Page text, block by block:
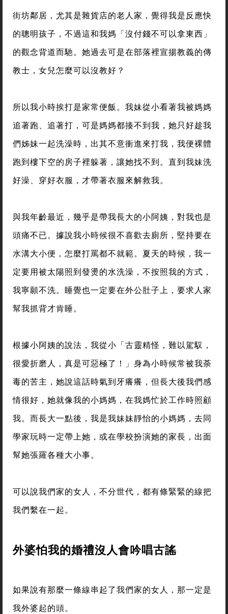
街坊鄰居，尤其是雜貨店的老人家，覺得我是反應快
的聰明孩子，不過這和我媽「沒付錢不可以拿東西」
的觀念背道而馳。她過去可是在部落裡宣揚教義的傳
教士，女兒怎麼可以沒教好？
所以我小時挨打是家常便飯。我妹從小看著我被媽媽
追著跑、追著打，可是媽媽都揍不到我，她只好趁我
們姊妹一起洗澡時，出其不意衝進來打我，我便裸體
跑到樓下空的房子裡躲著，讓她找不到。直到我妹洗
好澡、穿好衣服，才帶著衣服來解救我。
與我年齡最近，幾乎是帶我長大的小阿姨，對我也是
頭痛不已。據說我小時候很不喜歡去廁所，堅持要在
水溝大小便，怎麼打罵都不就範。夏天的時候，我一
定要用被太陽照到發燙的水洗澡，不按照我的方式，
我寧願不洗。睡覺也一定要在外公肚子上，要求人家
幫我抓背才肯睡。
根據小阿姨的說法，我從小「古靈精怪，難以駕馭，
很愛折磨人，真是可惡極了！」身為小時候常被我荼
毒的苦主，她說這話時氣到牙癢癢，但長大後我們感
情很好，她就像我的小媽媽，在我媽忙於工作時照顧
我。而長大一點後，我是我妹妹靜怡的小媽媽，去同
學家玩時一定帶上她，或在學校扮演她的家長，出面
幫她張羅各種大小事。
可以說我們家的女人，不分世代，都有條緊緊的線把
我們繫在一起。
外婆怕我的婚禮沒人會吟唱古謠
如果說有那麼一條線串起了我們家的女人，那一定是
我外婆起的頭。